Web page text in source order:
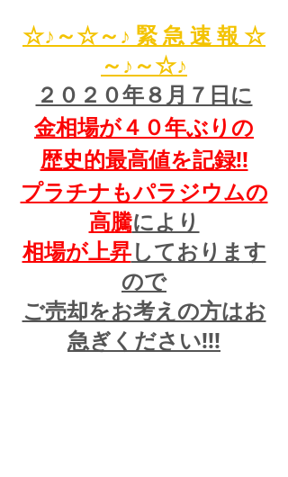
☆♪～☆～♪ 緊 急 速 報 ☆
～♪～☆♪
２０２０年８月７日に
金相場が４０年ぶりの
歴史的最高値を記録!!
プラチナもパラジウムの
高騰により
相場が上昇しております
ので
ご売却をお考えの方はお
急ぎください!!!